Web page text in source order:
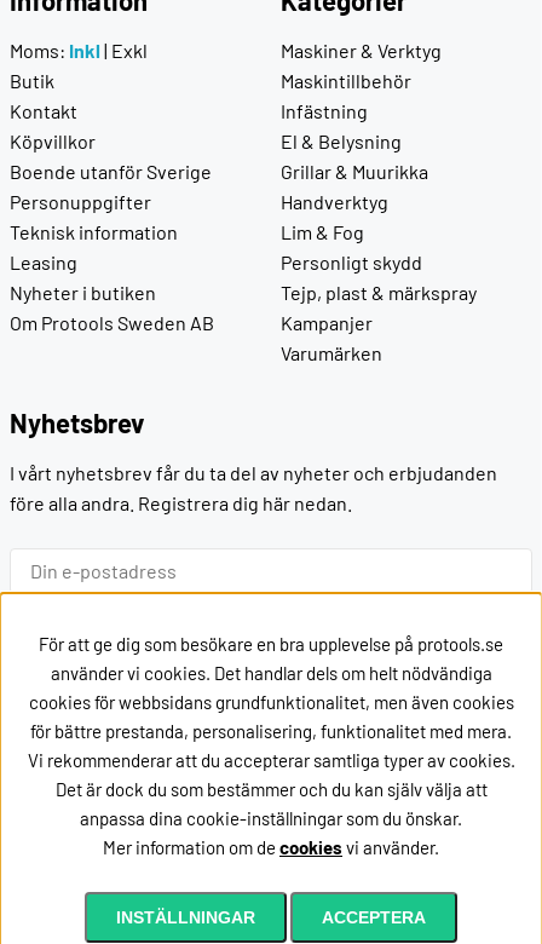
Lägg i kundvagnen
Moms: Inkl | Exkl
Butik
Kontakt
Köpvillkor
Boende utanför Sverige
Personuppgifter
Teknisk information
Leasing
Nyheter i butiken
Om Protools Sweden AB
Maskiner & Verktyg
Maskintillbehör
Infästning
El & Belysning
Grillar & Muurikka
Handverktyg
Lim & Fog
Personligt skydd
Tejp, plast & märkspray
Kampanjer
Varumärken
Nyhetsbrev
I vårt nyhetsbrev får du ta del av nyheter och erbjudanden
före alla andra. Registrera dig här nedan.
Ok
Kontakt
För att ge dig som besökare en bra upplevelse på protools.se
använder vi cookies. Det handlar dels om helt nödvändiga
cookies för webbsidans grundfunktionalitet, men även cookies
för bättre prestanda, personalisering, funktionalitet med mera.
Vi rekommenderar att du accepterar samtliga typer av cookies.
Det är dock du som bestämmer och du kan själv välja att
anpassa dina cookie-inställningar som du önskar.
Mer information om de cookies vi använder.
INSTÄLLNINGAR ACCEPTERA